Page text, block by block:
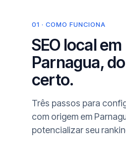
01 · COMO FUNCIONA
SEO local em
Parnagua,
certo.
Três passos para
com origem em
potencializar seu